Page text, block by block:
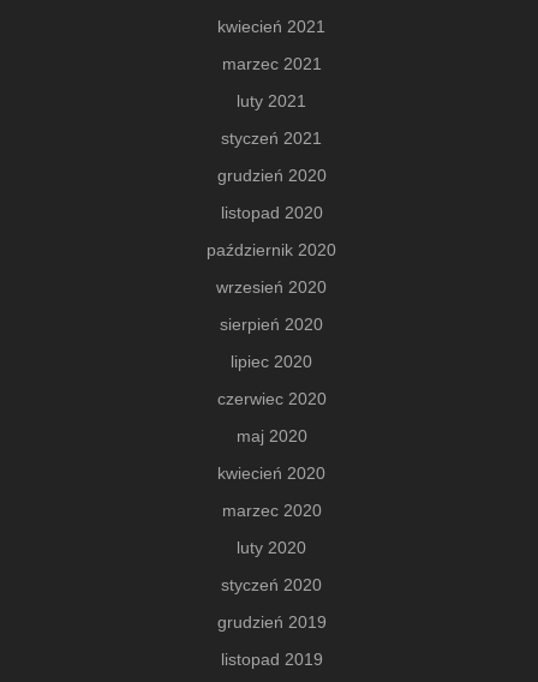
kwiecień 2021
marzec 2021
luty 2021
styczeń 2021
grudzień 2020
listopad 2020
październik 2020
wrzesień 2020
sierpień 2020
lipiec 2020
czerwiec 2020
maj 2020
kwiecień 2020
marzec 2020
luty 2020
styczeń 2020
grudzień 2019
listopad 2019